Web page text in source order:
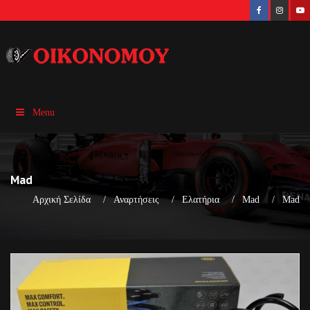
Menu
Mad
Αρχική Σελίδα Αναρτήσεις Ελατήρια Mad Mad